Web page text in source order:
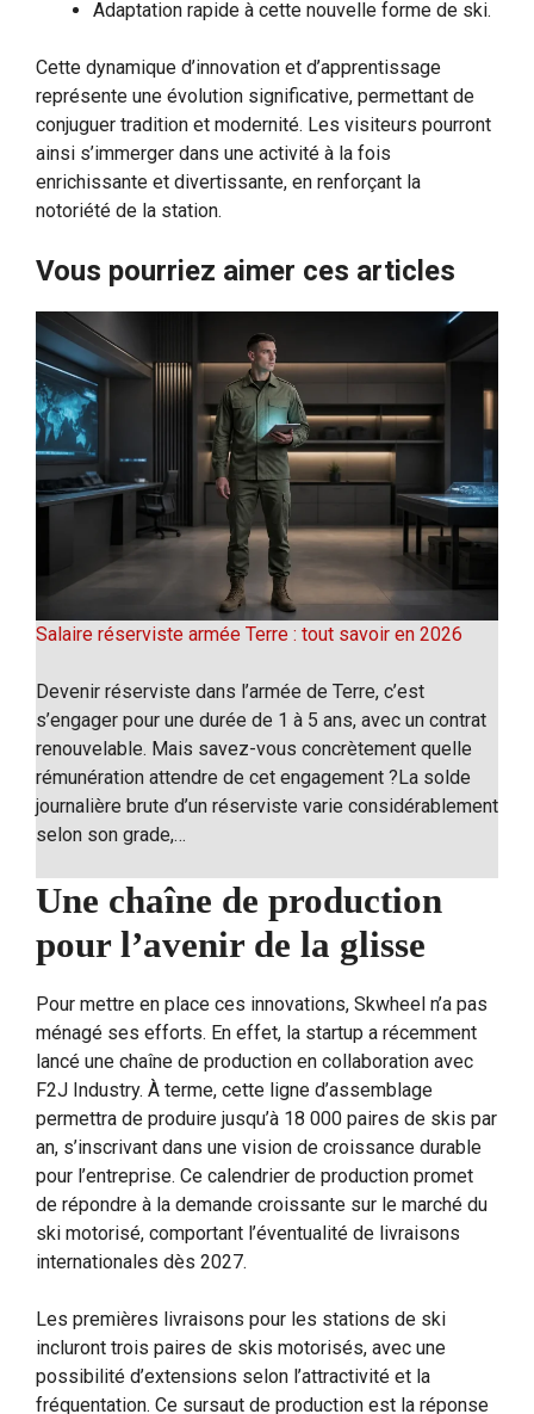
Adaptation rapide à cette nouvelle forme de ski.
Cette dynamique d’innovation et d’apprentissage
représente une évolution significative, permettant de
conjuguer tradition et modernité. Les visiteurs pourront
ainsi s’immerger dans une activité à la fois
enrichissante et divertissante, en renforçant la
notoriété de la station.
Vous pourriez aimer ces articles
Salaire réserviste armée Terre : tout savoir en 2026
Devenir réserviste dans l’armée de Terre, c’est
s’engager pour une durée de 1 à 5 ans, avec un contrat
renouvelable. Mais savez-vous concrètement quelle
rémunération attendre de cet engagement ?La solde
journalière brute d’un réserviste varie considérablement
selon son grade,…
Une chaîne de production
pour l’avenir de la glisse
Pour mettre en place ces innovations, Skwheel n’a pas
ménagé ses efforts. En effet, la startup a récemment
lancé une chaîne de production en collaboration avec
F2J Industry. À terme, cette ligne d’assemblage
permettra de produire jusqu’à 18 000 paires de skis par
an, s’inscrivant dans une vision de croissance durable
pour l’entreprise. Ce calendrier de production promet
de répondre à la demande croissante sur le marché du
ski motorisé, comportant l’éventualité de livraisons
internationales dès 2027.
Les premières livraisons pour les stations de ski
incluront trois paires de skis motorisés, avec une
possibilité d’extensions selon l’attractivité et la
fréquentation. Ce sursaut de production est la réponse